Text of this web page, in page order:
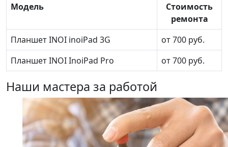
Модель
Стоимость
ремонта
Планшет INOI inoiPad 3G
от 700 руб.
Планшет INOI InoiPad Pro
от 700 руб.
Наши мастера за работой